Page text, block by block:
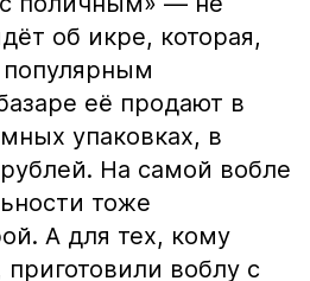
об икре, которая,
популярным
её продают в
упаковках, в
На самой вобле
тоже
А для тех, кому
воблу с